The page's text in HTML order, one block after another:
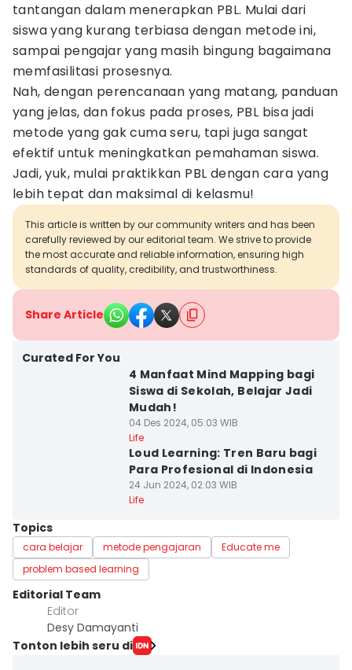
tantangan dalam menerapkan PBL. Mulai dari
siswa yang kurang terbiasa dengan metode ini,
sampai pengajar yang masih bingung bagaimana
memfasilitasi prosesnya.
Nah, dengan perencanaan yang matang, panduan
yang jelas, dan fokus pada proses, PBL bisa jadi
metode yang gak cuma seru, tapi juga sangat
efektif untuk meningkatkan pemahaman siswa.
Jadi, yuk, mulai praktikkan PBL dengan cara yang
lebih tepat dan maksimal di kelasmu!
This article is written by our community writers and has been
carefully reviewed by our editorial team. We strive to provide
the most accurate and reliable information, ensuring high
standards of quality, credibility, and trustworthiness.
Share Article
Curated For You
4 Manfaat Mind Mapping bagi
Siswa di Sekolah, Belajar Jadi
Mudah!
04 Des 2024, 05:03 WIB
Life
Loud Learning: Tren Baru bagi
Para Profesional di Indonesia
24 Jun 2024, 02:03 WIB
Life
Topics
cara belajar metode pengajaran
Educate me
problem based learning
Editorial Team
Editor
Desy Damayanti
Tonton lebih seru di